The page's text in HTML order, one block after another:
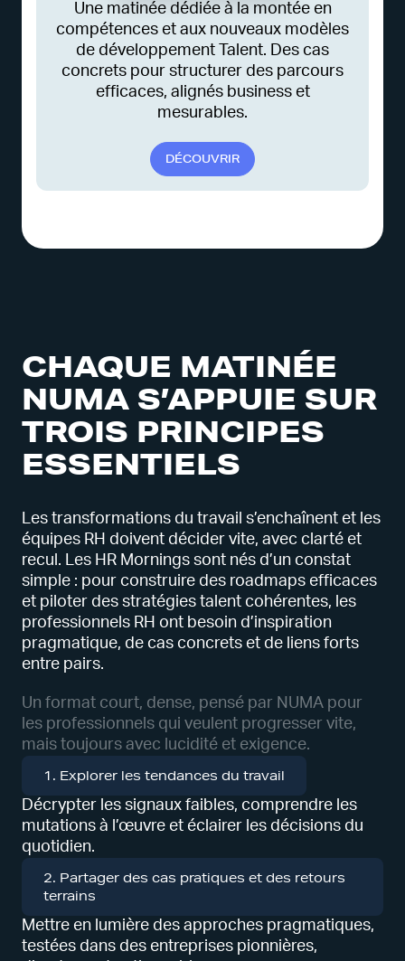
Une matinée dédiée à la montée en
compétences et aux nouveaux modèles
de développement Talent. Des cas
concrets pour structurer des parcours
efficaces, alignés business et
mesurables.
DÉCOUVRIR
CHAQUE MATINÉE
NUMA S’APPUIE SUR
TROIS PRINCIPES
ESSENTIELS
Les transformations du travail s’enchaînent et les
équipes RH doivent décider vite, avec clarté et
recul. Les HR Mornings sont nés d’un constat
simple : pour construire des roadmaps efficaces
et piloter des stratégies talent cohérentes, les
professionnels RH ont besoin d’inspiration
pragmatique, de cas concrets et de liens forts
entre pairs.
Un format court, dense, pensé par NUMA pour
les professionnels qui veulent progresser vite,
mais toujours avec lucidité et exigence.
1. Explorer les tendances du travail
Décrypter les signaux faibles, comprendre les
mutations à l’œuvre et éclairer les décisions du
quotidien.
2. Partager des cas pratiques et des retours
terrains
Mettre en lumière des approches pragmatiques,
testées dans des entreprises pionnières,